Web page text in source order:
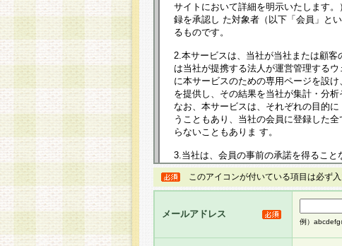
サイトにおいて詳細を明示いたします
録を承認し た対象者（以下「会員」と
るものです。
2.本サービスは、当社が当社または顧
は当社が提携する法人が運営管理する
に本サービスのための専用ページを設
を提供し、その結果を当社が集計・分
なお、本サービスは、それぞれの目的
うこともあり、当社の会員に登録した
らないこともありま す。
3.当社は、会員の事前の承諾を得るこ
規約を任意に制定、変更または修正す
は、本規約においては本サイトに掲示
して告知の案内を配信または本サイト
このアイコンが付いている項目は必ず入
メールアドレス
例）